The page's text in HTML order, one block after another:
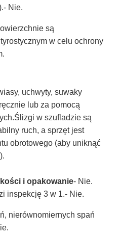
- Nie.
są
w celu ochrony
uchwyty, suwaky
lub za pomocą
w szufladzie są
ruch, a sprzęt jest
obrotowego (aby uniknąć
i opakowanie- Nie.
inspekcję 3 w 1.- Nie.
nierównomiernych spań